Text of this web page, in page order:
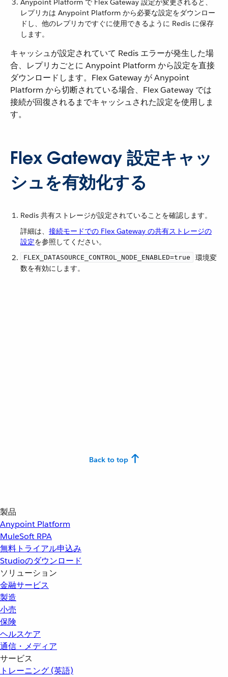
Anypoint Platform で Flex Gateway 設定が変更されると、
レプリカは Anypoint Platform から必要な設定をダウンロー
ドし、他のレプリカですぐに使用できるように Redis に保存
します。
キャッシュが設定されていて Redis エラーが発生した場
合、レプリカごとに Anypoint Platform から設定を直接
ダウンロードします。Flex Gateway が Anypoint
Platform から切断されている場合、Flex Gateway では
接続が回復されるまでキャッシュされた設定を使用しま
す。
Flex Gateway 設定キャッ
シュを有効化する
Redis 共有ストレージが設定されていることを確認します。
詳細は、 接続モードでの Flex Gateway の共有ストレージの
設定を参照してください。
FLEX_DATASOURCE_CONTROL_NODE_ENABLED=true
​ 環境変
数を有効にします。
Back to top
製品
Anypoint Platform
MuleSoft RPA
無料トライアル申込み
Studioのダウンロード
ソリューション
金融サービス
製造
小売
保険
ヘルスケア
通信・メディア
サービス
トレーニング (英語)